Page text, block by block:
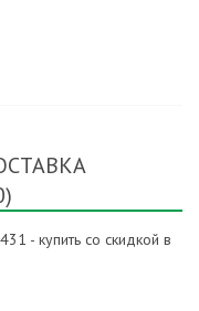
- купить со скидкой в